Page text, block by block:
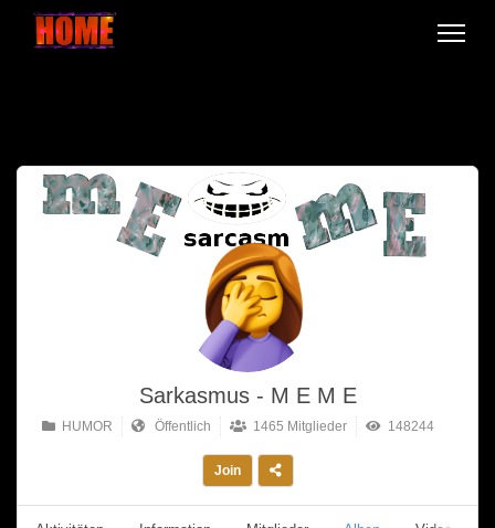
Sarkasmus - M E M E
HUMOR Öffentlich 1465 Mitglieder 148244
Join